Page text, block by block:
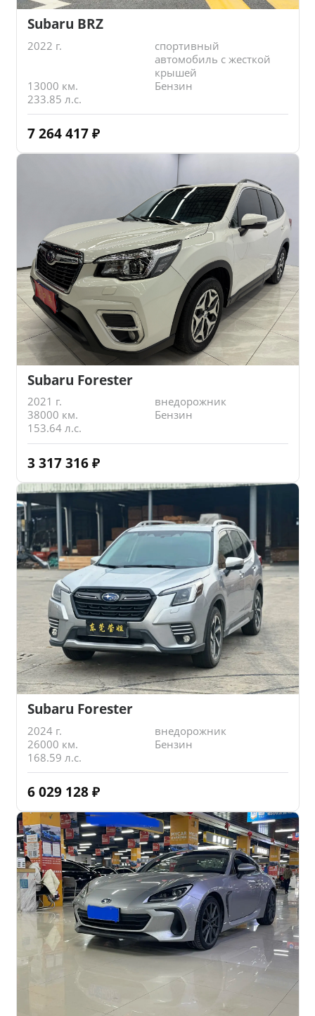
Subaru BRZ
2022 г.
спортивный
автомобиль с жесткой
крышей
13000 км.
Бензин
233.85 л.с.
7 264 417 ₽
Subaru Forester
2021 г.
внедорожник
38000 км.
Бензин
153.64 л.с.
3 317 316 ₽
Subaru Forester
2024 г.
внедорожник
26000 км.
Бензин
168.59 л.с.
6 029 128 ₽